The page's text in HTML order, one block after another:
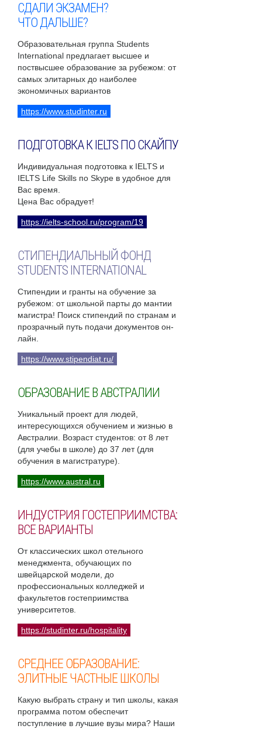
СДАЛИ ЭКЗАМЕН?
ЧТО ДАЛЬШЕ?
Образовательная группа Students
International предлагает высшее и
поствысшее образование за рубежом: от
самых элитарных до наиболее
экономичных вариантов
https://www.studinter.ru
ПОДГОТОВКА К IELTS ПО СКАЙПУ
Индивидуальная подготовка к IELTS и
IELTS Life Skills по Skype в удобное для
Вас время.
Цена Вас обрадует!
https://ielts-school.ru/program/19
СТИПЕНДИАЛЬНЫЙ ФОНД
STUDENTS INTERNATIONAL
Стипендии и гранты на обучение за
рубежом: от школьной парты до мантии
магистра! Поиск стипендий по странам и
прозрачный путь подачи документов он-
лайн.
https://www.stipendiat.ru/
ОБРАЗОВАНИЕ В АВСТРАЛИИ
Уникальный проект для людей,
интересующихся обучением и жизнью в
Австралии. Возраст студентов: от 8 лет
(для учебы в школе) до 37 лет (для
обучения в магистратуре).
https://www.austral.ru
ИНДУСТРИЯ ГОСТЕПРИИМСТВА:
ВСЕ ВАРИАНТЫ
От классических школ отельного
менеджмента, обучающих по
швейцарской модели, до
профессиональных колледжей и
факультетов гостеприимства
университетов.
https://studinter.ru/hospitality
СРЕДНЕЕ ОБРАЗОВАНИЕ:
ЭЛИТНЫЕ ЧАСТНЫЕ ШКОЛЫ
Какую выбрать страну и тип школы, какая
программа потом обеспечит
поступление в лучшие вузы мира? Наши